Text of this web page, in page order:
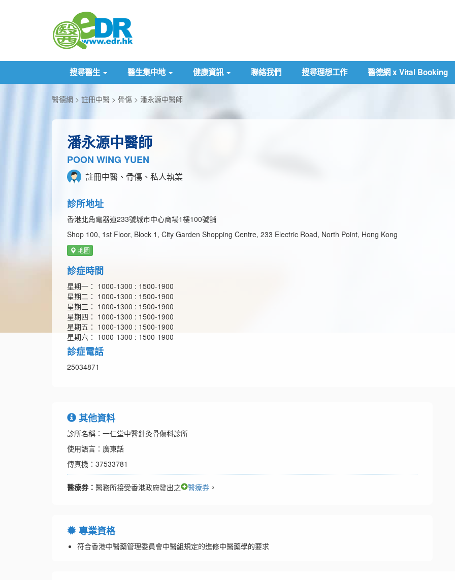
搜尋醫生 醫生集中地 健康資訊 聯絡我們 搜尋理想工作 醫德網 x Vital Booking
醫德網 註冊中醫 骨傷 潘永源中醫師
潘永源中醫師
POON WING YUEN
註冊中醫、骨傷、私人執業
診所地址
香港北角電器道233號城市中心商場1樓100號舖
Shop 100, 1st Floor, Block 1, City Garden Shopping Centre, 233 Electric Road, North Point, Hong Kong
地圖
診症時間
星期一： 1000-1300 : 1500-1900
星期二： 1000-1300 : 1500-1900
星期三： 1000-1300 : 1500-1900
星期四： 1000-1300 : 1500-1900
星期五： 1000-1300 : 1500-1900
星期六： 1000-1300 : 1500-1900
診症電話
25034871
其他資料
診所名稱：一仁堂中醫針灸骨傷科診所
使用語言：廣東話
傳真機：37533781
醫療券： 醫務所接受香港政府發出之 醫療券 。
專業資格
符合香港中醫藥管理委員會中醫組規定的進修中醫藥學的要求